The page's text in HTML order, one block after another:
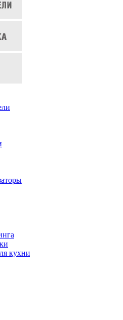
кухни